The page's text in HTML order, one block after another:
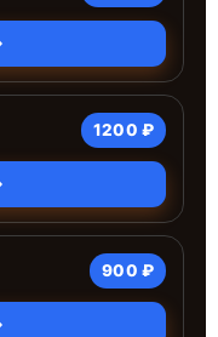
1200 ₽
900 ₽